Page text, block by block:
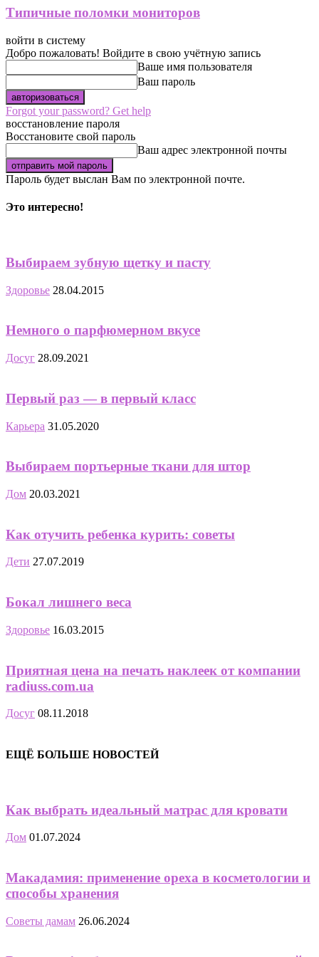
Типичные поломки мониторов
войти в систему
Добро пожаловать! Войдите в свою учётную запись
Ваше имя пользователя
Ваш пароль
Forgot your password? Get help
восстановление пароля
Восстановите свой пароль
Ваш адрес электронной почты
Пароль будет выслан Вам по электронной почте.
Это интересно!
Выбираем зубную щетку и пасту
Здоровье 28.04.2015
Немного о парфюмерном вкусе
Досуг 28.09.2021
Первый раз — в первый класс
Карьера 31.05.2020
Выбираем портьерные ткани для штор
Дом 20.03.2021
Как отучить ребенка курить: советы
Дети 27.07.2019
Бокал лишнего веса
Здоровье 16.03.2015
Приятная цена на печать наклеек от компании
radiuss.com.ua
Досуг 08.11.2018
ЕЩЁ БОЛЬШЕ НОВОСТЕЙ
Как выбрать идеальный матрас для кровати
Дом 01.07.2024
Макадамия: применение ореха в косметологии и
способы хранения
Советы дамам 26.06.2024